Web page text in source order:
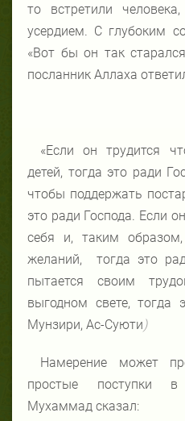
то встретили
усердием. С глубоким
«Вот бы он так
посланник Аллаха
«Если он трудится
детей, тогда это ради
чтобы поддержать
это ради Господа. Если
себя и, таким
желаний, тогда это
пытается своим
выгодном свете, тогда
Мунзири, Ас-Суюти )
Намерение может
простые поступки в
Мухаммад сказал: